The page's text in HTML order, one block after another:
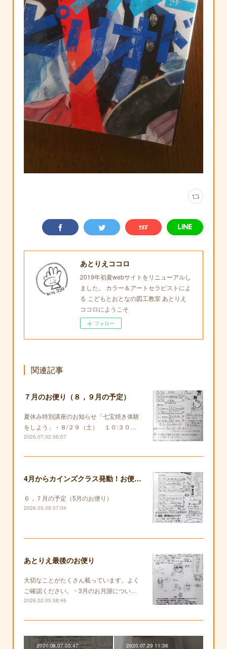
あとりえココロ
2019年初夏webサイトをリニューアルし
ました。 カラー＆アートセラピストによ
る こどもとおとなの図工教室 あとりえ
ココロにようこそ
フォロー
関連記事
７月のお便り（８，９月の予定）
夏休み特別講座のお知らせ「七宝焼き体験
をしよう」・８/２９（土） １０:３０…
2026.07.02 06:07
4月からカインズクラス発動！お便りも復活します！
６，７月の予定（5月のお便り）
2026.05.08 07:04
あとりえ最後のお便り
大切なことがたくさん載っています。よく
ご確認ください。・3月のお月謝につい…
2026.02.05 08:46
2020.08.07 05:47 2020.07.29 11:36